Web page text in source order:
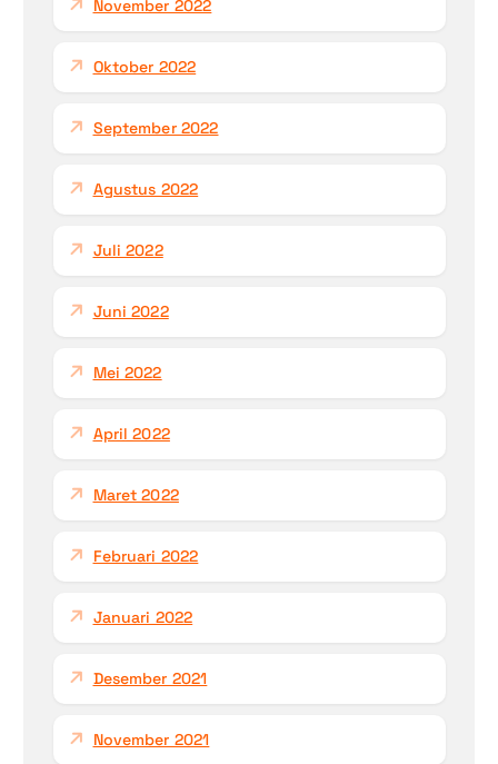
November 2022
Oktober 2022
September 2022
Agustus 2022
Juli 2022
Juni 2022
Mei 2022
April 2022
Maret 2022
Februari 2022
Januari 2022
Desember 2021
November 2021